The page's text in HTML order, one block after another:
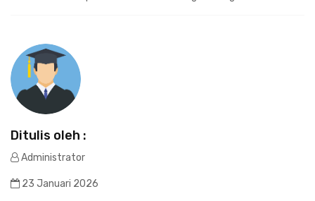
Ditulis oleh :
Administrator
23 Januari 2026